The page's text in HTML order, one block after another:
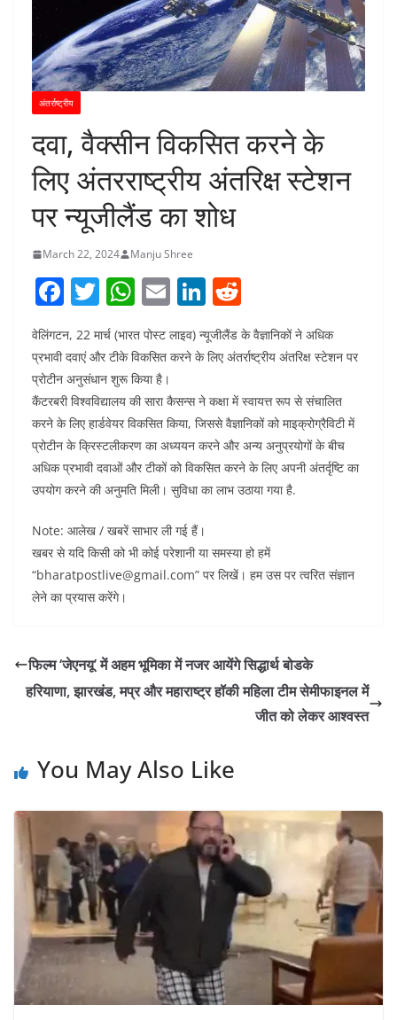
अंतर्राष्ट्रीय
दवा, वैक्सीन विकसित करने के
लिए अंतरराष्ट्रीय अंतरिक्ष स्टेशन
पर न्यूजीलैंड का शोध
March 22, 2024 Manju Shree
F
c
e
b
o
o
k
T
w
itt
er
W
h
at
s
A
p
p
E
ai
Li
n
k
dI
n
e
d
di
t
वेलिंगटन, 22 मार्च (भारत पोस्ट लाइव) न्यूजीलैंड के वैज्ञानिकों ने अधिक
प्रभावी दवाएं और टीके विकसित करने के लिए अंतर्राष्ट्रीय अंतरिक्ष स्टेशन पर
प्रोटीन अनुसंधान शुरू किया है।
कैंटरबरी विश्वविद्यालय की सारा कैसन्स ने कक्षा में स्वायत्त रूप से संचालित
करने के लिए हार्डवेयर विकसित किया, जिससे वैज्ञानिकों को माइक्रोग्रैविटी में
प्रोटीन के क्रिस्टलीकरण का अध्ययन करने और अन्य अनुप्रयोगों के बीच
अधिक प्रभावी दवाओं और टीकों को विकसित करने के लिए अपनी अंतर्दृष्टि का
उपयोग करने की अनुमति मिली। सुविधा का लाभ उठाया गया है.
Note: आलेख / खबरें साभार ली गई हैं।
खबर से यदि किसी को भी कोई परेशानी या समस्या हो हमें
“bharatpostlive@gmail.com” पर लिखें। हम उस पर त्वरित संज्ञान
लेने का प्रयास करेंगे।
फिल्म ‘जेएनयू’ में अहम भूमिका में नजर आयेंगे सिद्धार्थ बोडके
हरियाणा, झारखंड, मप्र और महाराष्ट्र हॉकी महिला टीम सेमीफाइनल में
जीत को लेकर आश्वस्त
You May Also Like